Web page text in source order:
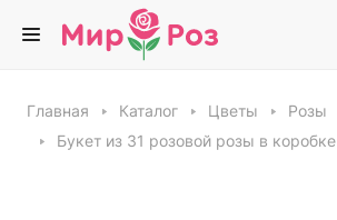
Главная Каталог Цветы Розы
Букет из 31 розовой розы в коробке